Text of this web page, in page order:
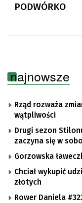
PODWÓRKO
najnowsze
Rząd rozważa
wątpliwości
Drugi sezon
zaczyna się w
Gorzowska
Chciał wykupić
złotych
Rower Daniela